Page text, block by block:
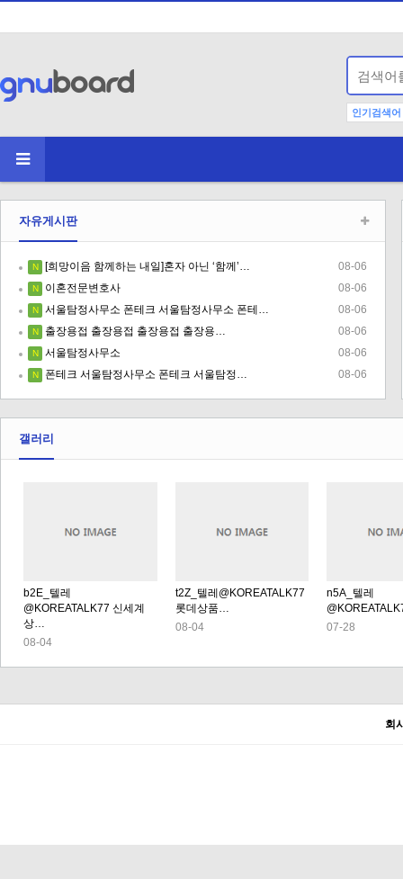
인기검색어
자유게시판
N [희망이음 함께하는 내일]혼자 아닌 ‘함께’… 08-06
N 이혼전문변호사 08-06
N 서울탐정사무소 폰테크 서울탐정사무소 폰테… 08-06
N 출장용접 출장용접 출장용접 출장용… 08-06
N 서울탐정사무소 08-06
N 폰테크 서울탐정사무소 폰테크 서울탐정… 08-06
갤러리
b2E_텔레
@KOREATALK77 신세계
상…
08-04
t2Z_텔레@KOREATALK77
롯데상품…
08-04
n5A_텔레
07-28
회